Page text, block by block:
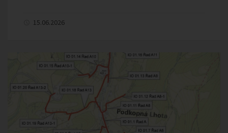
15.06.2026